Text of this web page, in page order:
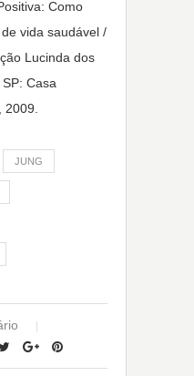
Como
vida saudável /
Lucinda dos
Casa
JUNG